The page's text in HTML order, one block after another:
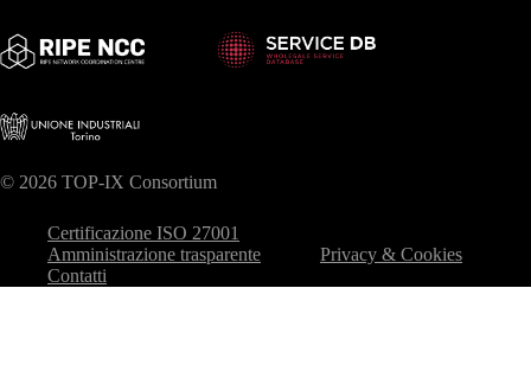
© 2026 TOP-IX Consortium
Certificazione ISO 27001
Amministrazione trasparente
Privacy & Cookies
Contatti